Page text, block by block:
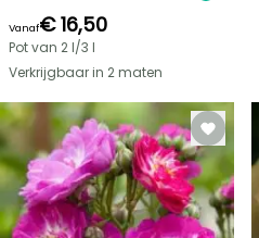
Vanaf€ 16,50
Pot van 2 l/3 l
Verkrijgbaar in 2 maten